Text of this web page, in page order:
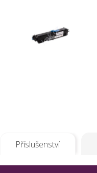
Příslušenství